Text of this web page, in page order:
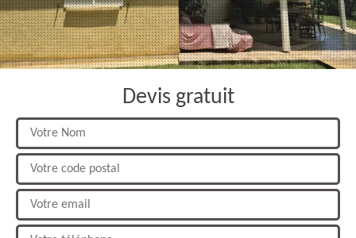
Devis gratuit